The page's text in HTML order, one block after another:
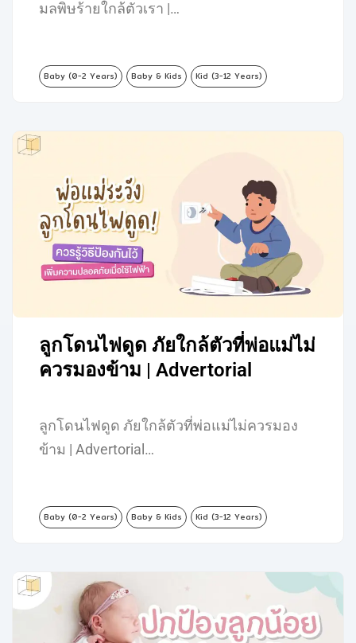
มลพิษร้ายใกล้ตัวเรา |…
Baby (0-2 Years) Baby & Kids Kid (3-12 Years)
ลูกโดนไฟดูด ภัยใกล้ตัวที่พ่อแม่ไม่
ควรมองข้าม | Advertorial
ลูกโดนไฟดูด ภัยใกล้ตัวที่พ่อแม่ไม่ควรมอง
ข้าม | Advertorial…
Baby (0-2 Years) Baby & Kids Kid (3-12 Years)